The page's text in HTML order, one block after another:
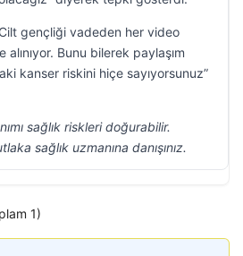
gençliği vadeden her video
Bunu bilerek paylaşım
kanser riskini hiçe sayıyorsunuz”
sağlık riskleri doğurabilir.
sağlık uzmanına danışınız.
1)